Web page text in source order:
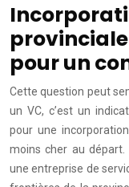
pour un
Cette question peut
un VC, c’est un
pour une
moins cher au
une entreprise de